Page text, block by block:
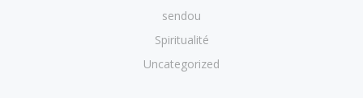
sendou
Spiritualité
Uncategorized